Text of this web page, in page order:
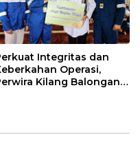
Integritas dan
Operasi,
Kilang Balongan